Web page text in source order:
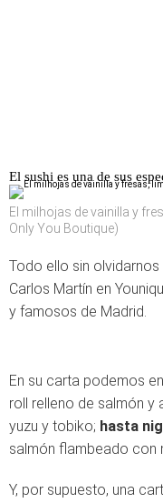
El sushi es una de sus
El milhojas de vainilla y
Only You Boutique)
Todo ello sin olvidarnos
Carlos Martín en
y famosos de Madrid.
En su carta podemos
roll relleno de salmón y
yuzu y tobiko; hasta
salmón flambeado con
Y, por supuesto, una